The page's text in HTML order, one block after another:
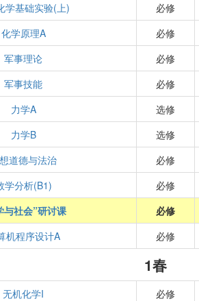
学基础实验(上) 必修
化学原理A 必修
军事理论 必修
军事技能 必修
力学A 选修
力学B 选修
道德与法治 必修
学分析(B1) 必修
与社会”研讨课 必修
机程序设计A 必修
1春
无机化学I 必修